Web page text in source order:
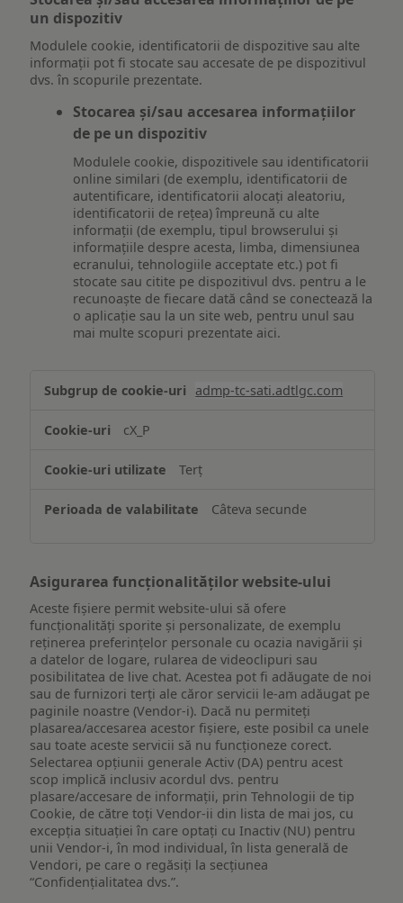
un dispozitiv
Modulele cookie, identificatorii de dispozitive sau alte
informații pot fi stocate sau accesate de pe dispozitivul
dvs. în scopurile prezentate.
Stocarea și/sau accesarea informațiilor
de pe un dispozitiv
Modulele cookie, dispozitivele sau identificatorii
online similari (de exemplu, identificatorii de
autentificare, identificatorii alocați aleatoriu,
identificatorii de rețea) împreună cu alte
informații (de exemplu, tipul browserului și
informațiile despre acesta, limba, dimensiunea
ecranului, tehnologiile acceptate etc.) pot fi
stocate sau citite pe dispozitivul dvs. pentru a le
recunoaște de fiecare dată când se conectează la
o aplicație sau la un site web, pentru unul sau
mai multe scopuri prezentate aici.
și/sau
informațiilor
pe
dispozitiv
admp-tc-sati.adtlgc.com
cX_P
Terț
Câteva secunde
Asigurarea funcționalităților website-ului
Aceste fișiere permit website-ului să ofere
funcționalități sporite și personalizate, de exemplu
reţinerea preferinţelor personale cu ocazia navigării și
a datelor de logare, rularea de videoclipuri sau
posibilitatea de live chat. Acestea pot fi adăugate de noi
sau de furnizori terți ale căror servicii le-am adăugat pe
paginile noastre (Vendor-i). Dacă nu permiteți
plasarea/accesarea acestor fișiere, este posibil ca unele
sau toate aceste servicii să nu funcționeze corect.
Selectarea opțiunii generale Activ (DA) pentru acest
scop implică inclusiv acordul dvs. pentru
plasare/accesare de informații, prin Tehnologii de tip
Cookie, de către toți Vendor-ii din lista de mai jos, cu
excepția situației în care optați cu Inactiv (NU) pentru
unii Vendor-i, în mod individual, în lista generală de
Vendori, pe care o regăsiți la secțiunea
“Confidențialitatea dvs.”.